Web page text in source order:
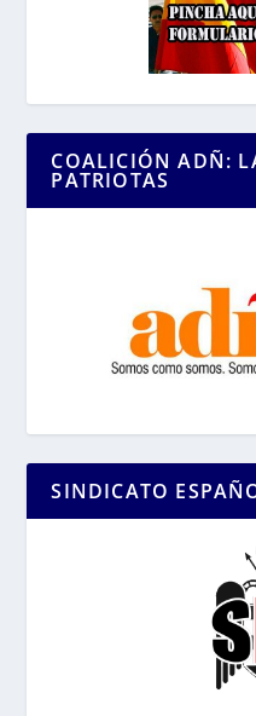
COALICIÓN ADÑ:
PATRIOTAS
SINDICATO